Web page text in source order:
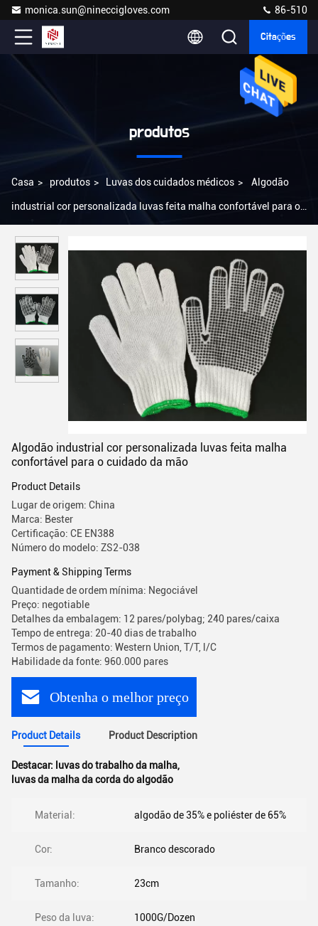
monica.sun@nineccigloves.com 86-510
Citações
produtos
Casa > produtos > Luvas dos cuidados médicos > Algodão
industrial cor personalizada luvas feita malha confortável para o
Algodão industrial cor personalizada luvas feita malha
confortável para o cuidado da mão
Product Details
Lugar de origem: China
Marca: Bester
Certificação: CE EN388
Número do modelo: ZS2-038
Payment & Shipping Terms
Quantidade de ordem mínima: Negociável
Preço: negotiable
Detalhes da embalagem: 12 pares/polybag; 240 pares/caixa
Tempo de entrega: 20-40 dias de trabalho
Termos de pagamento: Western Union, T/T, l/C
Habilidade da fonte: 960.000 pares
Obtenha o melhor preço
Product Details Product Description
Destacar: luvas do trabalho da malha,
luvas da malha da corda do algodão
Material: algodão de 35% e poliéster de 65%
Cor: Branco descorado
Tamanho: 23cm
Peso da luva: 1000G/Dozen